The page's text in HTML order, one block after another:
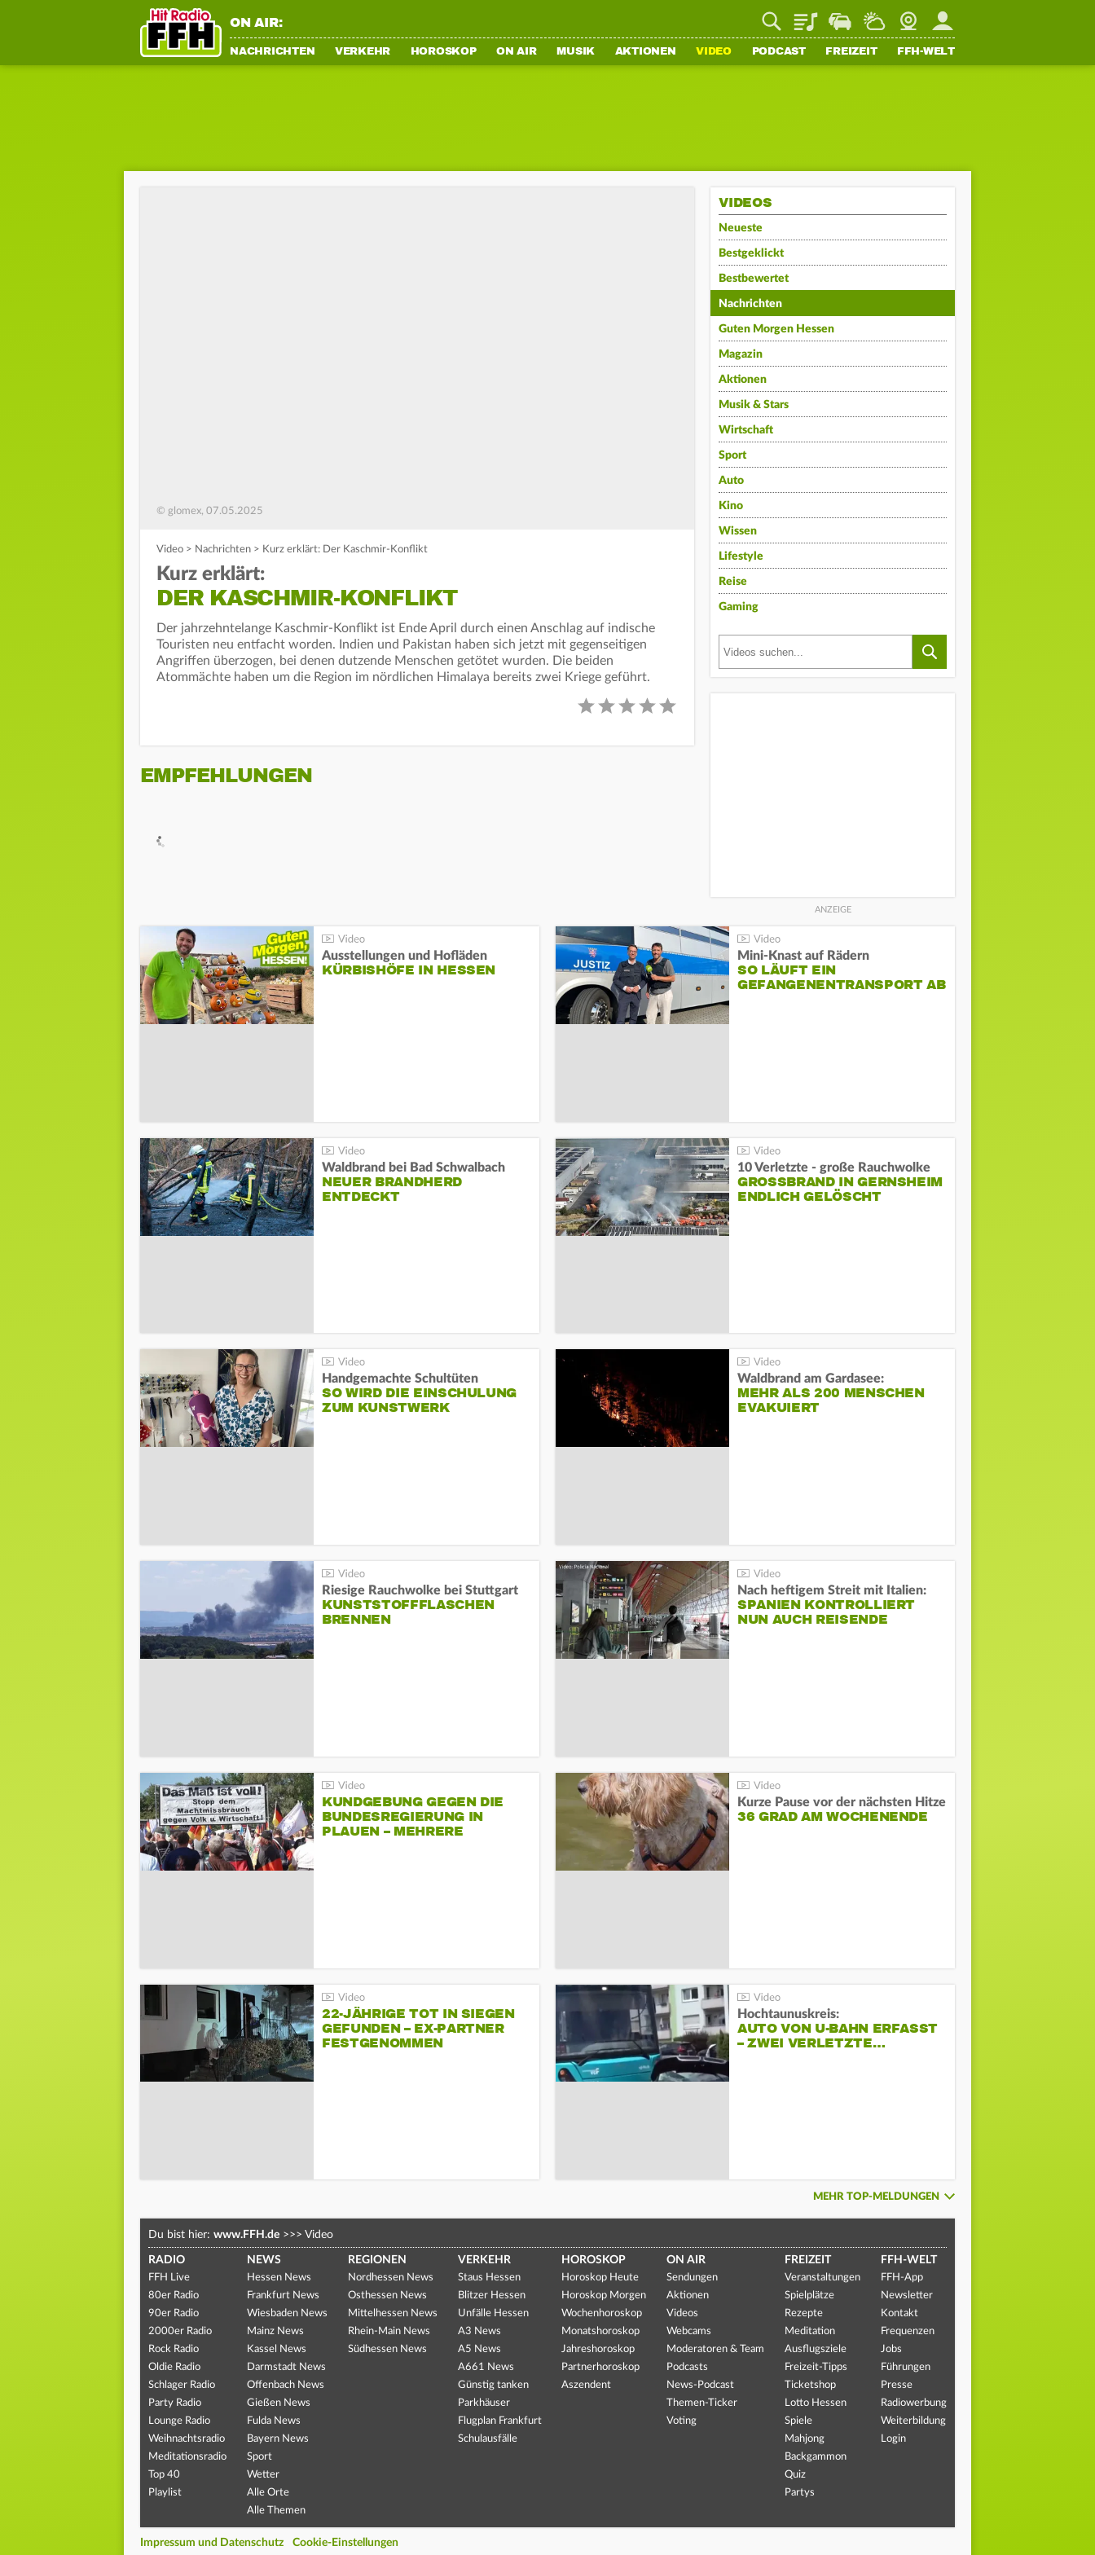
ON AIR: PlaylistStaupilotWetterWebcamMein FFH
NACHRICHTEN VERKEHR HOROSKOP ON AIR MUSIK AKTIONEN VIDEO PODCAST FREIZEIT FFH-WELT
© glomex, 07.05.2025
Video > Nachrichten > Kurz erklärt: Der Kaschmir-Konflikt
Kurz erklärt:
DER KASCHMIR-KONFLIKT
Der jahrzehntelange Kaschmir-Konflikt ist Ende April durch einen Anschlag auf indische
Touristen neu entfacht worden. Indien und Pakistan haben sich jetzt mit gegenseitigen
Angriffen überzogen, bei denen dutzende Menschen getötet wurden. Die beiden
Atommächte haben um die Region im nördlichen Himalaya bereits zwei Kriege geführt.
EMPFEHLUNGEN
VIDEOS
Neueste
Bestgeklickt
Bestbewertet
Nachrichten
Guten Morgen Hessen
Magazin
Aktionen
Musik & Stars
Wirtschaft
Sport
Auto
Kino
Wissen
Lifestyle
Reise
Gaming
Ausstellungen und Hofläden
KÜRBISHÖFE IN HESSEN
Mini-Knast auf Rädern
SO LÄUFT EIN
GEFANGENENTRANSPORT AB
Waldbrand bei Bad Schwalbach
NEUER BRANDHERD
ENTDECKT
10 Verletzte - große Rauchwolke
GROSSBRAND IN GERNSHEIM E
NDLICH GELÖSCHT
Handgemachte Schultüten
SO WIRD DIE EINSCHULUNG
ZUM KUNSTWERK
Waldbrand am Gardasee:
MEHR ALS 200 MENSCHEN
EVAKUIERT
Riesige Rauchwolke bei Stuttgart
KUNSTSTOFFFLASCHEN
BRENNEN
Nach heftigem Streit mit Italien:
SPANIEN KONTROLLIERT
NUN AUCH REISENDE
KUNDGEBUNG GEGEN DIE
BUNDESREGIERUNG IN
PLAUEN – MEHRERE
Kurze Pause vor der nächsten Hitze
36 GRAD AM WOCHENENDE
22-JÄHRIGE TOT IN SIEGEN
GEFUNDEN – EX-PARTNER
FESTGENOMMEN
Hochtaunuskreis:
AUTO VON U-BAHN ERFASST
– ZWEI VERLETZTE…
MEHR TOP-MELDUNGEN
Du bist hier: www.FFH.de >>> Video
RADIO
FFH Live
80er Radio
90er Radio
2000er Radio
Rock Radio
Oldie Radio
Schlager Radio
Party Radio
Lounge Radio
Weihnachtsradio
Meditationsradio
Top 40
Playlist
NEWS
Hessen News
Frankfurt News
Wiesbaden News
Mainz News
Kassel News
Darmstadt News
Offenbach News
Gießen News
Fulda News
Bayern News
Sport
Wetter
Alle Orte
Alle Themen
REGIONEN
Nordhessen News
Osthessen News
Mittelhessen News
Rhein-Main News
Südhessen News
VERKEHR
Staus Hessen
Blitzer Hessen
Unfälle Hessen
A3 News
A5 News
A661 News
Günstig tanken
Parkhäuser
Flugplan Frankfurt
Schulausfälle
HOROSKOP
Horoskop Heute
Horoskop Morgen
Wochenhoroskop
Monatshoroskop
Jahreshoroskop
Partnerhoroskop
Aszendent
ON AIR
Sendungen
Aktionen
Videos
Webcams
Moderatoren & Team
Podcasts
News-Podcast
Themen-Ticker
Voting
FREIZEIT
Veranstaltungen
Spielplätze
Rezepte
Meditation
Ausflugsziele
Freizeit-Tipps
Ticketshop
Lotto Hessen
Spiele
Mahjong
Backgammon
Quiz
Partys
FFH-WELT
FFH-App
Newsletter
Kontakt
Frequenzen
Jobs
Führungen
Presse
Radiowerbung
Weiterbildung
Login
Impressum und Datenschutz Cookie-Einstellungen